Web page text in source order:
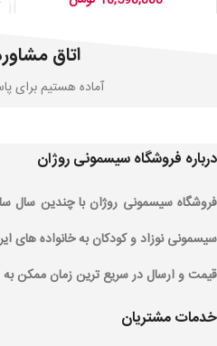
اتاق
آماده هستیم برای
درباره فروشگاه سیسمونی روژان
فروشگاه سیسمونی روژان با چندین سال
سیسمونی نوزاد و کودکان به خانواده های
قیمت و ارسال در سریع ترین زمان ممکن
خدمات مشتریان